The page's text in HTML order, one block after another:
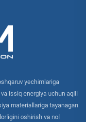
yechimlariga
issiq energiya uchun aqlli
materiallariga tayanagan
oshirish va nol